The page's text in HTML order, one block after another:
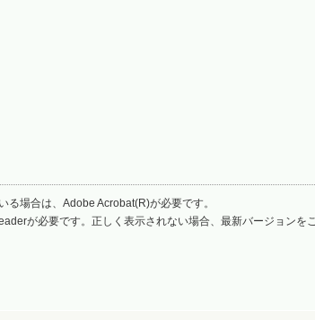
場合は、Adobe Acrobat(R)が必要です。
が必要です。正しく表示されない場合、最新バージョンを